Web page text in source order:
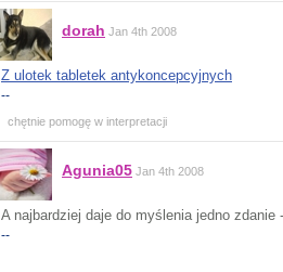
dorah Jan 4th 2008
Z ulotek tabletek antykoncepcyjnych
--
chętnie pomogę w interpretacji
Agunia05 Jan 4th 2008
A najbardziej daje do myślenia jedno zdanie -
--